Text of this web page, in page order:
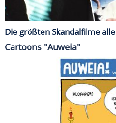
Die größten Skandalfilme
Cartoons "Auweia"